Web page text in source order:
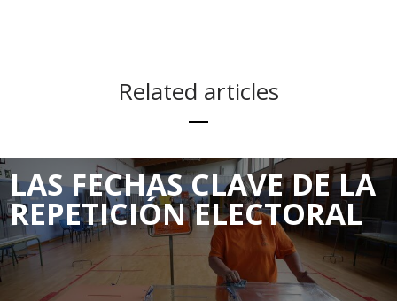
Related articles
LAS FECHAS CLAVE DE LA
REPETICIÓN ELECTORAL